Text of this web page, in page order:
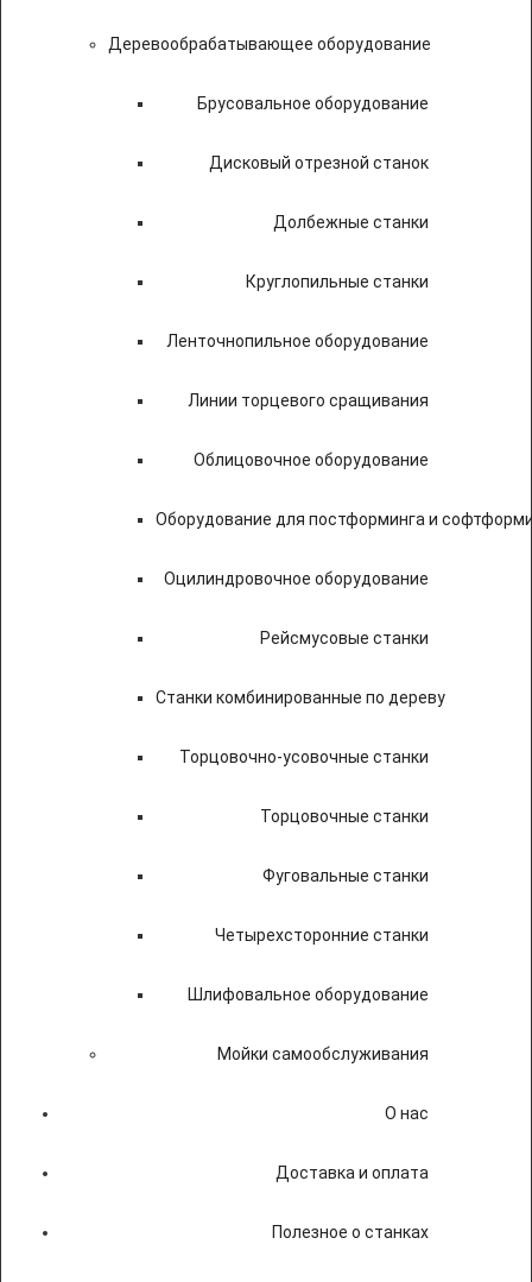
Деревообрабатывающее оборудование
Брусовальное оборудование
Дисковый отрезной станок
Долбежные станки
Круглопильные станки
Ленточнопильное оборудование
Линии торцевого сращивания
Облицовочное оборудование
Оборудование для постформинга и
Оцилиндровочное оборудование
Рейсмусовые станки
Станки комбинированные по дереву
Торцовочно-усовочные станки
Торцовочные станки
Фуговальные станки
Четырехсторонние станки
Шлифовальное оборудование
Мойки самообслуживания
О нас
Доставка и оплата
Полезное о станках